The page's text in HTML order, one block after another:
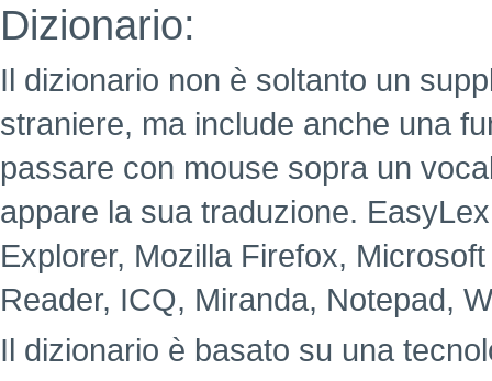
Dizionario:
Il dizionario non è soltanto un
straniere, ma include anche una
passare con mouse sopra un
appare la sua traduzione.
Explorer, Mozilla Firefox,
Reader, ICQ, Miranda, Notepad,
Il dizionario è basato su una